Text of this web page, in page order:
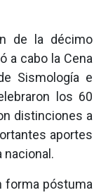
de la décimo
a cabo la Cena
Sismología e
los 60
distinciones a
aportes
nacional.
forma póstuma